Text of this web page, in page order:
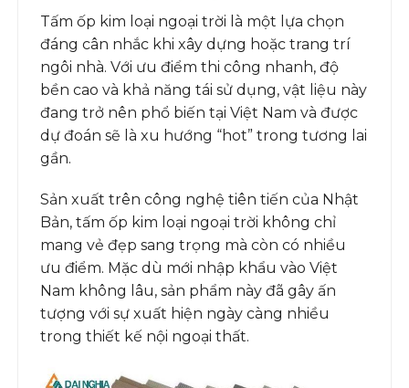
Tấm ốp kim loại ngoại trời là một lựa chọn
đáng cân nhắc khi xây dựng hoặc trang trí
ngôi nhà. Với ưu điểm thi công nhanh, độ
bền cao và khả năng tái sử dụng, vật liệu này
đang trở nên phổ biến tại Việt Nam và được
dự đoán sẽ là xu hướng “hot” trong tương lai
gần.
Sản xuất trên công nghệ tiên tiến của Nhật
Bản, tấm ốp kim loại ngoại trời không chỉ
mang vẻ đẹp sang trọng mà còn có nhiều
ưu điểm. Mặc dù mới nhập khẩu vào Việt
Nam không lâu, sản phẩm này đã gây ấn
tượng với sự xuất hiện ngày càng nhiều
trong thiết kế nội ngoại thất.